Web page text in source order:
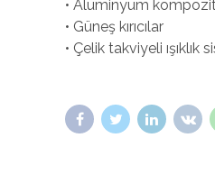
• Alüminyum
• Güneş kırıcılar
• Çelik takviyeli ışıklık